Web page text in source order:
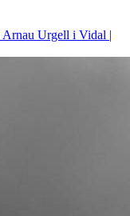
Arnau Urgell i Vidal |